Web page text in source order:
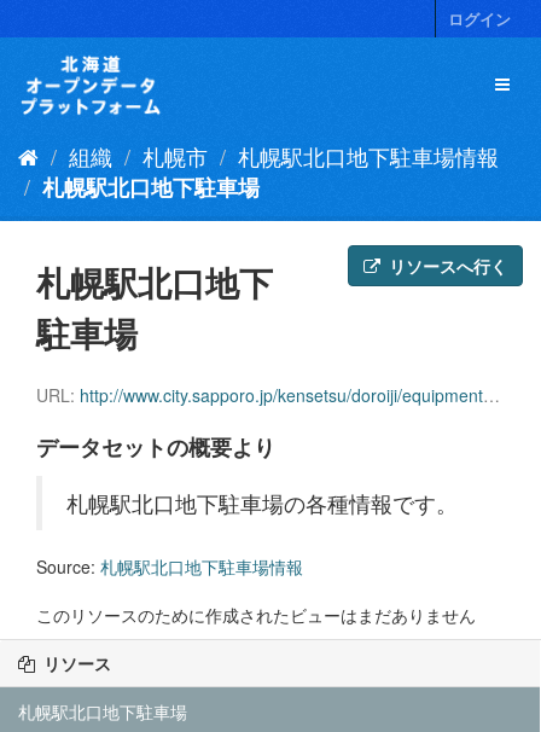
キ
ログイン
組織 札幌市
札幌駅北口地下駐車場情報
札幌駅北口地下駐車場
リソースへ行く
札幌駅北口地下
駐車場
URL: http://www.city.sapporo.jp/kensetsu/doroiji/equipments/03parking/kitachika.html
データセットの概要より
札幌駅北口地下駐車場の各種情報です。
Source: 札幌駅北口地下駐車場情報
このリソースのために作成されたビューはまだありません
リソース
札幌駅北口地下駐車場